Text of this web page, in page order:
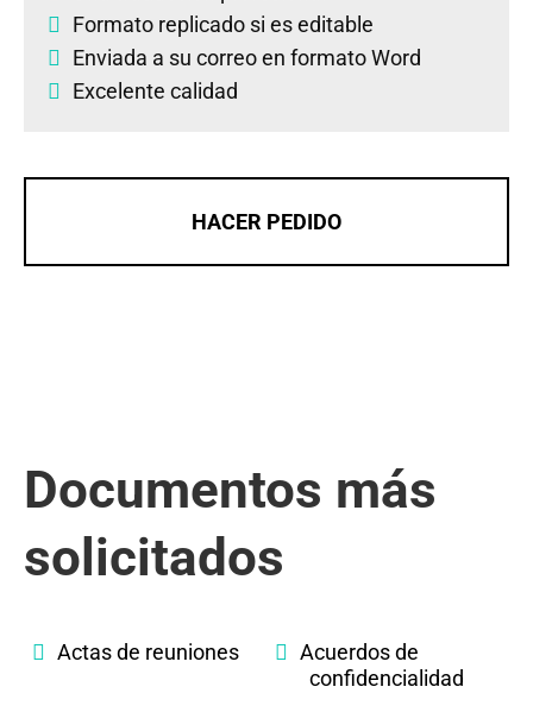
Formato replicado si es editable
Enviada a su correo en formato Word
Excelente calidad
HACER PEDIDO
Documentos más
solicitados
Actas de reuniones
Acuerdos de
confidencialidad